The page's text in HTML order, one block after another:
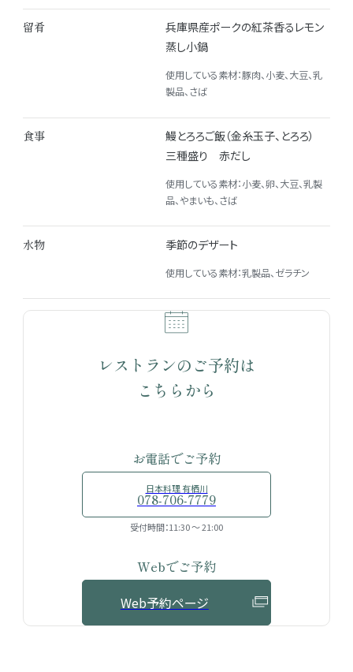
留肴
兵庫県産ポークの紅茶香るレモン
蒸し小鍋
使用している素材：豚肉、小麦、大豆、乳
製品、さば
食事
鰻とろろご飯（金糸玉子、とろろ）
三種盛り 赤だし
使用している素材：小麦、卵、大豆、乳製
品、やまいも、さば
水物 季節のデザート
使用している素材：乳製品、ゼラチン
レストランのご予約は
こちらから
お電話でご予約
日本料理 有栖川
078-706-7779
受付時間：11:30 〜 21:00
Webでご予約
Web予約ページ